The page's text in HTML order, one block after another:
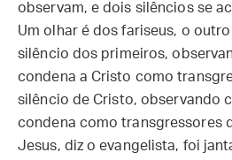
observam, e dois silêncios se
Um olhar é dos fariseus, o
silêncio dos primeiros,
condena a Cristo como
silêncio de Cristo, observando
condena como transgressores
Jesus, diz o evangelista, foi